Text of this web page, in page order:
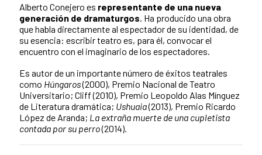
Alberto Conejero es representante de una nueva
generación de dramaturgos. Ha producido una obra
que habla directamente al espectador de su identidad, de
su esencia: escribir teatro es, para él, convocar el
encuentro con el imaginario de los espectadores.
Es autor de un importante número de éxitos teatrales
como Húngaros(2000), Premio Nacional de Teatro
Universitario; Cliff (2010), Premio Leopoldo Alas Mínguez
de Literatura dramática; Ushuaia(2013), Premio Ricardo
López de Aranda; La extraña muerte de una cupletista
contada por su perro(2014).